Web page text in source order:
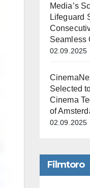
Media’s
Lifeguard
Seamless
02.09.2025
Selected
Cinema
of
02.09.2025
Filmtoro